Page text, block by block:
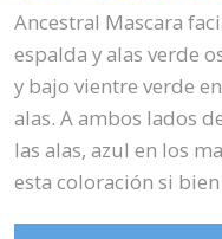
Ancestral Mascara
espalda y alas verde
y bajo vientre verde
alas. A ambos lados
las alas, azul en los
esta coloración si